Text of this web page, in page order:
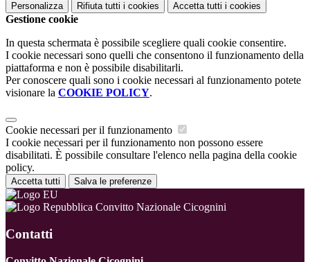
Personalizza Rifiuta tutti i cookies Accetta tutti i cookies
Gestione cookie
In questa schermata è possibile scegliere quali cookie consentire.
I cookie necessari sono quelli che consentono il funzionamento della
piattaforma e non è possibile disabilitarli.
Per conoscere quali sono i cookie necessari al funzionamento potete
visionare la COOKIE POLICY.
Cookie necessari per il funzionamento
I cookie necessari per il funzionamento non possono essere
disabilitati. È possibile consultare l'elenco nella pagina della cookie
policy.
Accetta tutti Salva le preferenze
Convitto Nazionale Cicognini
Contatti